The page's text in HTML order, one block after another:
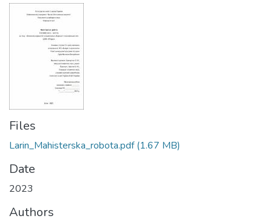
Files
Larin_Mahisterska_robota.pdf(1.67 MB)
Date
2023
Authors